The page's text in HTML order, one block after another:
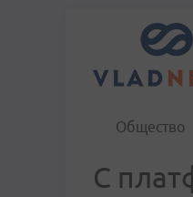
Общество
С